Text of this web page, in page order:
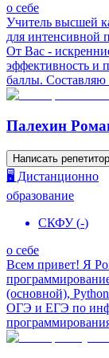
о себе
Учитель высшей
для интенсивной
От Вас -
эффективность и
баллы. Составляю
Палехин
Написать
🖥️ Дистанционно
образование
СКФУ(-)
о себе
Всем привет! Я
(основной),
ОГЭ и ЕГЭ по